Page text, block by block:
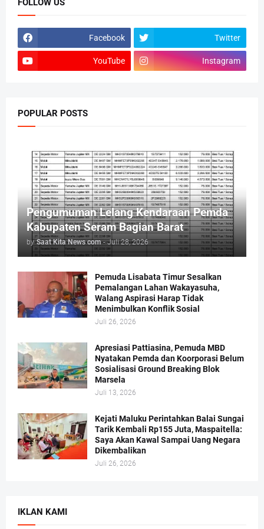
FOLLOW US
Facebook Twitter
YouTube Instagram
POPULAR POSTS
Pengumuman Lelang Kendaraan Pemda
Kabupaten Seram Bagian Barat
by Saat Kita News com - Juli 28, 2026
Pemuda Lisabata Timur Sesalkan
Pemalangan Lahan Wakayasuha,
Walang Aspirasi Harap Tidak
Menimbulkan Konflik Sosial
Juli 26, 2026
Apresiasi Pattiasina, Pemuda MBD
Nyatakan Pemda dan Koorporasi Belum
Sosialisasi Ground Breaking Blok
Marsela
Juli 13, 2026
Kejati Maluku Perintahkan Balai Sungai
Tarik Kembali Rp155 Juta, Maspaitella:
Saya Akan Kawal Sampai Uang Negara
Dikembalikan
Juli 26, 2026
IKLAN KAMI